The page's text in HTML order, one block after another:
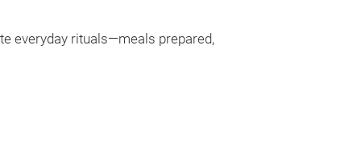
everyday rituals—meals prepared,